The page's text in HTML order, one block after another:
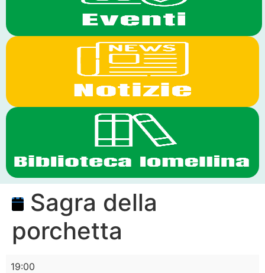
Sagra della
porchetta
19:00